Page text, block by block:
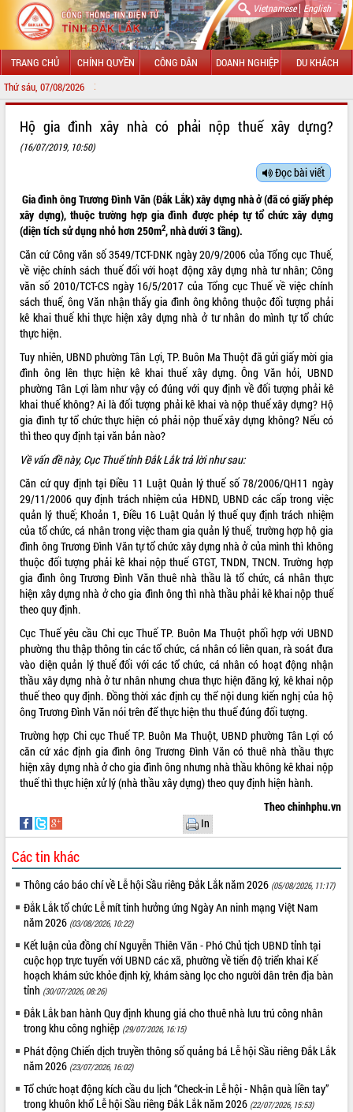
Vietnamese| English
TRANG CHỦ CHÍNH QUYỀN CÔNG DÂN DOANH NGHIỆP DU KHÁCH
Thứ sáu, 07/08/2026
LÃNH ĐẠO UBND TỈNH
SỞ, BAN, NGÀNH
THÔNG TIN CHỈ ĐẠO ĐIỀU HÀNH
HỆ THỐNG VĂN BẢN
VĂN BẢN HĐND TỈNH
ĐIỂM TIN VĂN BẢN
QUY HOẠCH - KẾ HOẠCH
QUẢNG CÁO
Hộ gia đình xây nhà có phải nộp thuế xây dựng?
(16/07/2019, 10:50)
Đọc bài viết
Gia đình ông Trương Đình Văn (Đắk Lắk) xây dựng nhà ở (đã có giấy phép
xây dựng), thuộc trường hợp gia đình được phép tự tổ chức xây dựng
(diện tích sử dụng nhỏ hơn 250m2, nhà dưới 3 tầng).
Căn cứ Công văn số 3549/TCT-DNK ngày 20/9/2006 của Tổng cục Thuế,
về việc chính sách thuế đối với hoạt động xây dựng nhà tư nhân; Công
văn số 2010/TCT-CS ngày 16/5/2017 của Tổng cục Thuế về việc chính
sách thuế, ông Văn nhận thấy gia đình ông không thuộc đối tượng phải
kê khai thuế khi thực hiện xây dựng nhà ở tư nhân do mình tự tổ chức
thực hiện.
Tuy nhiên, UBND phường Tân Lợi, TP. Buôn Ma Thuột đã gửi giấy mời gia
đình ông lên thực hiện kê khai thuế xây dựng. Ông Văn hỏi, UBND
phường Tân Lợi làm như vậy có đúng với quy định về đối tượng phải kê
khai thuế không? Ai là đối tượng phải kê khai và nộp thuế xây dựng? Hộ
gia đình tự tổ chức thực hiện có phải nộp thuế xây dựng không? Nếu có
thì theo quy định tại văn bản nào?
Về vấn đề này, Cục Thuế tỉnh Đắk Lắk trả lời như sau:
Căn cứ quy định tại Điều 11 Luật Quản lý thuếsố 78/2006/QH11 ngày
29/11/2006 quy định trách nhiệm của HĐND, UBND các cấp trong việc
quản lý thuế; Khoản 1, Điều 16 Luật Quản lý thuế quy định trách nhiệm
của tổ chức, cá nhân trong việc tham gia quản lý thuế, trường hợp hộ gia
đình ông Trương Đình Văn tự tổ chức xây dựng nhà ở của mình thì không
thuộc đối tượng phải kê khai nộp thuế GTGT, TNDN, TNCN. Trường hợp
gia đình ông Trương Đình Văn thuê nhà thầu là tổ chức, cá nhân thực
hiện xây dựng nhà ở cho gia đình ông thì nhà thầu phải kê khai nộp thuế
theo quy định.
Cục Thuế yêu cầu Chi cục Thuế TP. Buôn Ma Thuột phối hợp với UBND
phường thu thập thông tin các tổ chức, cá nhân có liên quan, rà soát đưa
vào diện quản lý thuế đối với các tổ chức, cá nhân có hoạt động nhận
thầu xây dựng nhà ở tư nhân nhưng chưa thực hiện đăng ký, kê khai nộp
thuế theo quy định. Đồng thời xác định cụ thể nội dung kiến nghị của hộ
ông Trương Đình Văn nói trên để thực hiện thu thuế đúng đối tượng.
Trường hợp Chi cục Thuế TP. Buôn Ma Thuột, UBND phường Tân Lợi có
căn cứ xác định gia đình ông Trương Đình Văn có thuê nhà thầu thực
hiện xây dựng nhà ở cho gia đình ông nhưng nhà thầu không kê khai nộp
thuế thì thực hiện xử lý (nhà thầu xây dựng) theo quy định hiện hành.
Theo chinhphu.vn
In
Các tin khác
Thông cáo báo chí về Lễ hội Sầu riêng Đắk Lắk năm 2026 (05/08/2026, 11:17)
Đắk Lắk tổ chức Lễ mít tinh hưởng ứng Ngày An ninh mạng Việt Nam
năm 2026 (03/08/2026, 10:22)
Kết luận của đồng chí Nguyễn Thiên Văn - Phó Chủ tịch UBND tỉnh tại
cuộc họp trực tuyến với UBND các xã, phường về tiến độ triển khai Kế
hoạch khám sức khỏe định kỳ, khám sàng lọc cho người dân trên địa bàn
tỉnh (30/07/2026, 08:26)
Đắk Lắk ban hành Quy định khung giá cho thuê nhà lưu trú công nhân
trong khu công nghiệp (29/07/2026, 16:15)
Phát động Chiến dịch truyền thông số quảng bá Lễ hội Sầu riêng Đắk Lắk
năm 2026 (23/07/2026, 16:02)
Tổ chức hoạt động kích cầu du lịch “Check-in Lễ hội - Nhận quà liền tay”
trong khuôn khổ Lễ hội Sầu riêng Đắk Lắk năm 2026 (22/07/2026, 15:53)